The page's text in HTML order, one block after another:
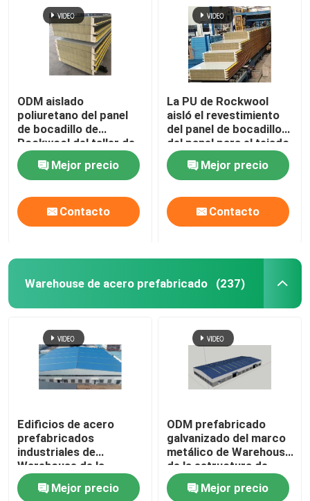
ODM aislado
poliuretano del panel
de bocadillo de
Rockwool del taller de
Warehouse
Mejor precio
Contacto
La PU de Rockwool
aisló el revestimiento
del panel de bocadillo
del panel para el tejado
y la pared
Mejor precio
Contacto
Warehouse de acero prefabricado (237)
Edificios de acero
prefabricados
industriales de
Warehouse de la
aleación de aluminio
adaptablesMejor precio
ODM prefabricado
galvanizado del marco
metálico de Warehouse
de la estructura de
acero
Mejor precio